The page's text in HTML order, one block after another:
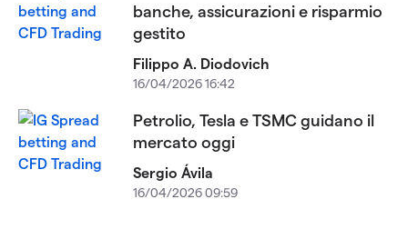
banche, assicurazioni e risparmio
gestito
Filippo A. Diodovich
16/04/2026 16:42
Petrolio, Tesla e TSMC guidano il
mercato oggi
Sergio Ávila
16/04/2026 09:59